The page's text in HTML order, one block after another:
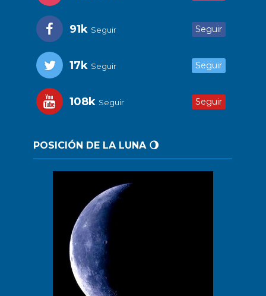
91k Seguir Seguir
17k Seguir Seguir
108k Seguir Seguir
POSICIÓN DE LA LUNA 🌖